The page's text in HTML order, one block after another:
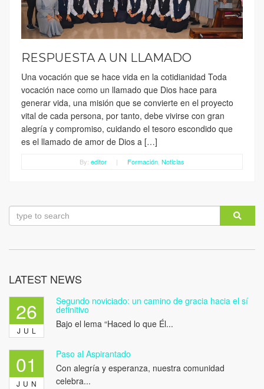
RESPUESTA A UN LLAMADO
Una vocación que se hace vida en la cotidianidad Toda
vocación nace como un llamado que Dios hace para
generar vida, una misión que se convierte en el proyecto
vital de cada persona, por tanto, debe vivirse con gran
alegría y compromiso, cuidando el tesoro escondido que
es el llamado de amor de Dios a […]
By: editor | Formación Noticias
LATEST NEWS
26
JUL
Segundo noviciado: un camino de gracia hacia el sí
definitivo
Bajo el lema “Haced lo que Él...
01
JUN
Paso al Aspirantado
Con alegría y esperanza, nuestra comunidad
celebra...